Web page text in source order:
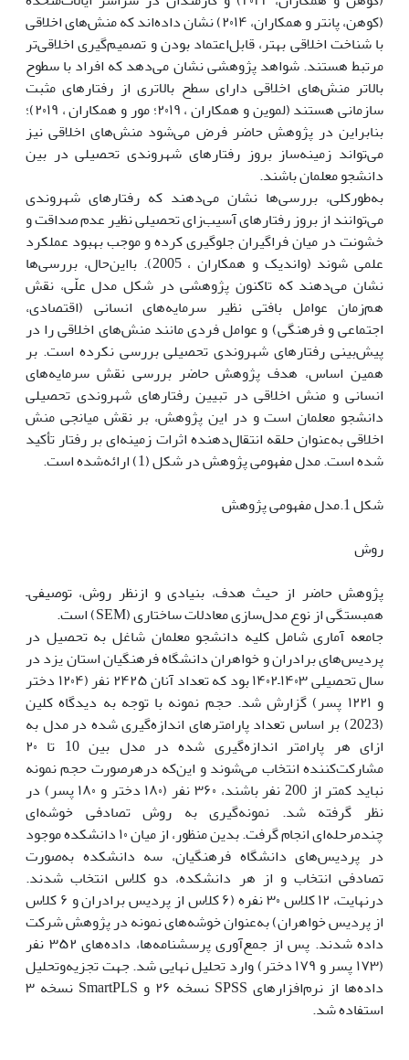
(کوهن، پانتر و همکاران، ۲۰۱۴) نشان داده‌اند که منش‌های اخلاقی
با شناخت اخلاقی بهتر، قابل‌اعتماد بودن و تصمیم‌گیری اخلاقی‌تر
مرتبط هستند. شواهد پژوهشی نشان می‌دهد که افراد با سطوح
بالاتر منش‌های اخلاقی دارای سطح بالاتری از رفتارهای مثبت
سازمانی هستند (لموین و همکاران ، ۲۰۱۹؛ مور و همکاران ، ۲۰۱۹)؛
بنابراین در پژوهش حاضر فرض می‌شود منش‌های اخلاقی نیز
می‌تواند زمینه‌ساز بروز رفتارهای شهروندی تحصیلی در بین
دانشجو معلمان باشند.
به‌طورکلی، بررسی‌ها نشان می‌دهند که رفتارهای شهروندی
می‌توانند از بروز رفتارهای آسیب‌زای تحصیلی نظیر عدم صداقت و
خشونت در میان فراگیران جلوگیری کرده و موجب بهبود عملکرد
علمی شوند (واندیک و همکاران ، 2005). بااین‌حال، بررسی‌ها
نشان می‌دهند که تاکنون پژوهشی در شکل مدل علّی، نقش
هم‌زمان عوامل بافتی نظیر سرمایه‌های انسانی (اقتصادی،
اجتماعی و فرهنگی) و عوامل فردی مانند منش‌های اخلاقی را در
پیش‌بینی رفتارهای شهروندی تحصیلی بررسی نکرده است. بر
همین اساس، هدف پژوهش حاضر بررسی نقش سرمایه‌های
انسانی و منش اخلاقی در تبیین رفتارهای شهروندی تحصیلی
دانشجو معلمان است و در این پژوهش، بر نقش میانجی منش
اخلاقی به‌عنوان حلقه انتقال‌دهنده اثرات زمینه‌ای بر رفتار تأکید
شده است. مدل مفهومی پژوهش در شکل (1) ارائه‌شده است.
شکل 1.مدل مفهومی پژوهش
روش
پژوهش حاضر از حیث هدف، بنیادی و ازنظر روش، توصیفی–
همبستگی از نوع مدل‌سازی معادلات ساختاری (SEM) است.
جامعه آماری شامل کلیه دانشجو معلمان شاغل به تحصیل در
پردیس‌های برادران و خواهران دانشگاه فرهنگیان استان یزد در
سال تحصیلی ۱۴۰۳–۱۴۰۲ بود که تعداد آنان ۲۴۲۵ نفر (۱۲۰۴ دختر
و ۱۲۲۱ پسر) گزارش شد. حجم نمونه با توجه به دیدگاه کلین
(2023) بر اساس تعداد پارامترهای اندازه‌گیری شده در مدل به
ازای هر پارامتر اندازه‌گیری شده در مدل بین 10 تا ۲۰
مشارکت‌کننده انتخاب می‌شوند و این‌که درهرصورت حجم نمونه
نباید کمتر از 200 نفر باشند، ۳۶۰ نفر (۱۸۰ دختر و ۱۸۰ پسر) در
نظر گرفته شد. نمونه‌گیری به روش تصادفی خوشه‌ای
چندمرحله‌ای انجام گرفت. بدین منظور، از میان ۱۰ دانشکده موجود
در پردیس‌های دانشگاه فرهنگیان، سه دانشکده به‌صورت
تصادفی انتخاب و از هر دانشکده، دو کلاس انتخاب شدند.
درنهایت، ۱۲ کلاس ۳۰ نفره (۶ کلاس از پردیس برادران و ۶ کلاس
از پردیس خواهران) به‌عنوان خوشه‌های نمونه در پژوهش شرکت
داده شدند. پس از جمع‌آوری پرسشنامه‌ها، داده‌های ۳۵۲ نفر
(۱۷۳ پسر و ۱۷۹ دختر) وارد تحلیل نهایی شد. جهت تجزیه‌وتحلیل
داده‌ها از نرم‌افزارهای SPSS نسخه ۲۶ و SmartPLS نسخه ۳
استفاده شد.